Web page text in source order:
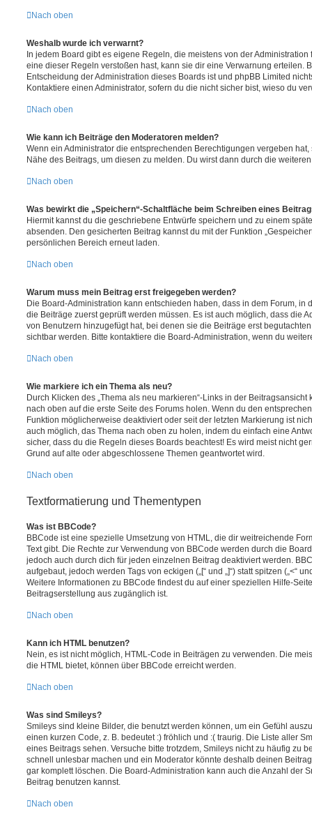
Nach oben
Weshalb wurde ich verwarnt?
In jedem Board gibt es eigene Regeln, die meistens von der
eine dieser Regeln verstoßen hast, kann sie dir eine Verwarnung erteilen.
Entscheidung der Administration dieses Boards ist und phpBB Limited
Kontaktiere einen Administrator, sofern du die nicht sicher bist, wieso du
Nach oben
Wie kann ich Beiträge den Moderatoren melden?
Wenn ein Administrator die entsprechenden Berechtigungen vergeben
Nähe des Beitrags, um diesen zu melden. Du wirst dann durch die
Nach oben
Was bewirkt die „Speichern“-Schaltfläche beim Schreiben eines
Hiermit kannst du die geschriebene Entwürfe speichern und zu einem
absenden. Den gesicherten Beitrag kannst du mit der Funktion
persönlichen Bereich erneut laden.
Nach oben
Warum muss mein Beitrag erst freigegeben werden?
Die Board-Administration kann entschieden haben, dass in dem Forum, in
die Beiträge zuerst geprüft werden müssen. Es ist auch möglich, dass die
von Benutzern hinzugefügt hat, bei denen sie die Beiträge erst
sichtbar werden. Bitte kontaktiere die Board-Administration, wenn du
Nach oben
Wie markiere ich ein Thema als neu?
Durch Klicken des „Thema als neu markieren“-Links in der
nach oben auf die erste Seite des Forums holen. Wenn du den
Funktion möglicherweise deaktiviert oder seit der letzten Markierung ist
auch möglich, das Thema nach oben zu holen, indem du einfach eine
sicher, dass du die Regeln dieses Boards beachtest! Es wird meist nicht
Grund auf alte oder abgeschlossene Themen geantwortet wird.
Nach oben
Textformatierung und Thementypen
Was ist BBCode?
BBCode ist eine spezielle Umsetzung von HTML, die dir weitreichende
Text gibt. Die Rechte zur Verwendung von BBCode werden durch die
jedoch auch durch dich für jeden einzelnen Beitrag deaktiviert werden.
aufgebaut, jedoch werden Tags von eckigen („[“ und „]“) statt spitzen („<“
Weitere Informationen zu BBCode findest du auf einer speziellen Hilfe-
Beitragserstellung aus zugänglich ist.
Nach oben
Kann ich HTML benutzen?
Nein, es ist nicht möglich, HTML-Code in Beiträgen zu verwenden. Die
die HTML bietet, können über BBCode erreicht werden.
Nach oben
Was sind Smileys?
Smileys sind kleine Bilder, die benutzt werden können, um ein Gefühl
einen kurzen Code, z. B. bedeutet :) fröhlich und :( traurig. Die Liste aller
eines Beitrags sehen. Versuche bitte trotzdem, Smileys nicht zu häufig zu
schnell unlesbar machen und ein Moderator könnte deshalb deinen
gar komplett löschen. Die Board-Administration kann auch die Anzahl der
Beitrag benutzen kannst.
Nach oben